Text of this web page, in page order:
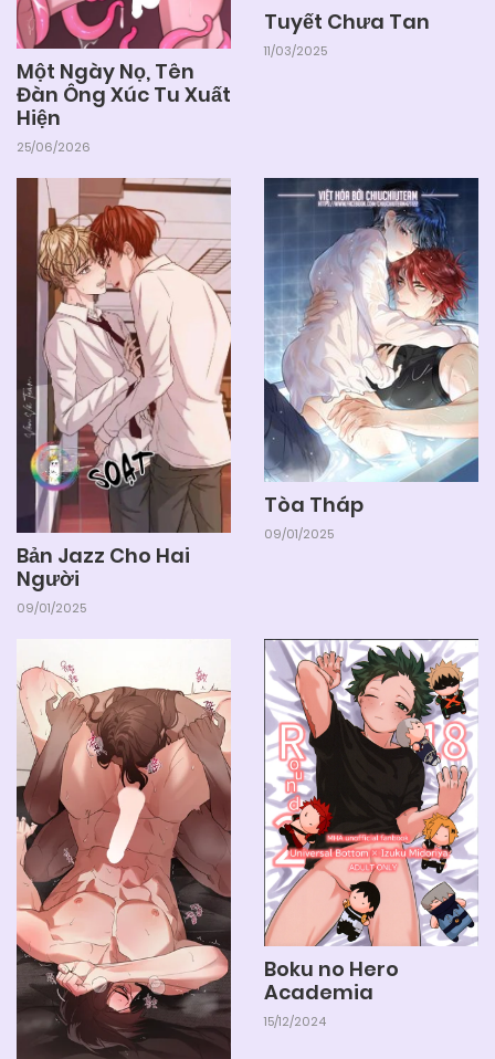
Một Ngày Nọ, Tên
Đàn Ông Xúc Tu Xuất
Hiện
25/06/2026
Tuyết Chưa Tan
11/03/2025
Bản Jazz Cho Hai
Người
09/01/2025
Tòa Tháp
09/01/2025
Boku no Hero
Academia
15/12/2024